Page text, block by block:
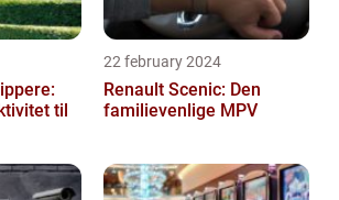
til
22 february 2024
Renault Scenic: Den
familievenlige MPV